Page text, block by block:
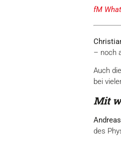
fM
– noch
Auch
bei
Mit
des